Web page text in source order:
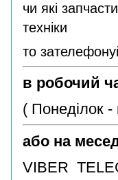
чи які
техніки
то
в робочий
( Понеділок -
або на
VIBER